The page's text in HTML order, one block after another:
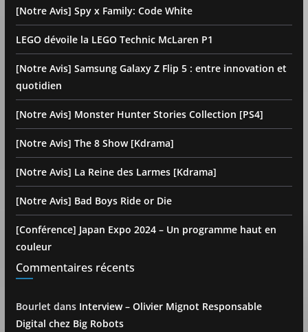
[Notre Avis] Spy x Family: Code White
LEGO dévoile la LEGO Technic McLaren P1
[Notre Avis] Samsung Galaxy Z Flip 5 : entre innovation et
quotidien
[Notre Avis] Monster Hunter Stories Collection [PS4]
[Notre Avis] The 8 Show [Kdrama]
[Notre Avis] La Reine des Larmes [Kdrama]
[Notre Avis] Bad Boys Ride or Die
[Conférence] Japan Expo 2024 – Un programme haut en
couleur
Commentaires récents
Bourlet dans Interview – Olivier Mignot Responsable
Digital chez Big Robots